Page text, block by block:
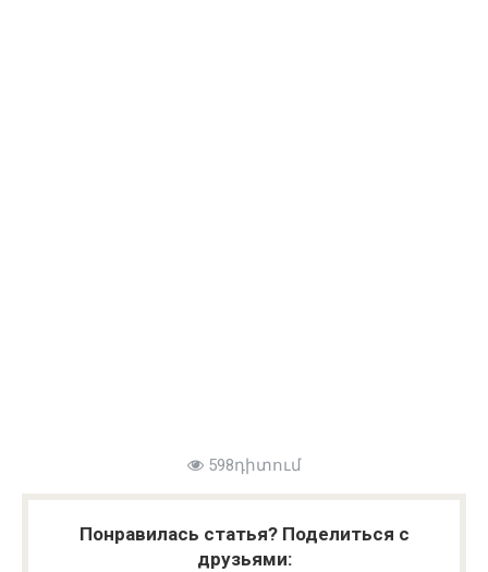
598դիտում
Понравилась статья? Поделиться с
друзьями: